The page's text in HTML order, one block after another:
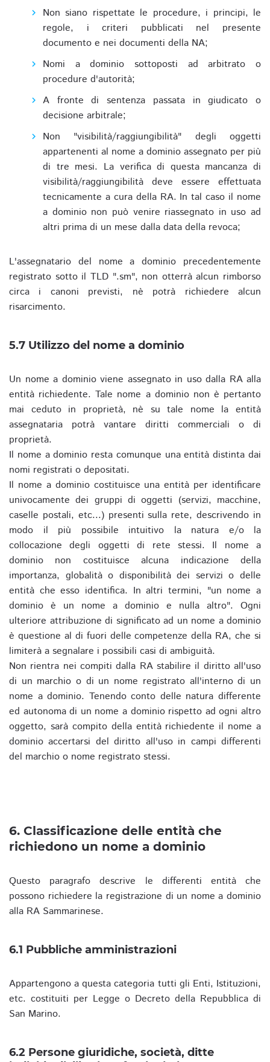
Non siano rispettate le procedure, i principi, le
regole, i criteri pubblicati nel presente
documento e nei documenti della NA;
Nomi a dominio sottoposti ad arbitrato o
procedure d'autorità;
A fronte di sentenza passata in giudicato o
decisione arbitrale;
Non "visibilità/raggiungibilità" degli oggetti
appartenenti al nome a dominio assegnato per più
di tre mesi. La verifica di questa mancanza di
visibilità/raggiungibilità deve essere effettuata
tecnicamente a cura della RA. In tal caso il nome
a dominio non può venire riassegnato in uso ad
altri prima di un mese dalla data della revoca;
L'assegnatario del nome a dominio precedentemente
registrato sotto il TLD ".sm", non otterrà alcun rimborso
circa i canoni previsti, nè potrà richiedere alcun
risarcimento.
5.7 Utilizzo del nome a dominio
Un nome a dominio viene assegnato in uso dalla RA alla
entità richiedente. Tale nome a dominio non è pertanto
mai ceduto in proprietà, nè su tale nome la entità
assegnataria potrà vantare diritti commerciali o di
proprietà.
Il nome a dominio resta comunque una entità distinta dai
nomi registrati o depositati.
Il nome a dominio costituisce una entità per identificare
univocamente dei gruppi di oggetti (servizi, macchine,
caselle postali, etc...) presenti sulla rete, descrivendo in
modo il più possibile intuitivo la natura e/o la
collocazione degli oggetti di rete stessi. Il nome a
dominio non costituisce alcuna indicazione della
importanza, globalità o disponibilità dei servizi o delle
entità che esso identifica. In altri termini, "un nome a
dominio è un nome a dominio e nulla altro". Ogni
ulteriore attribuzione di significato ad un nome a dominio
è questione al di fuori delle competenze della RA, che si
limiterà a segnalare i possibili casi di ambiguità.
Non rientra nei compiti dalla RA stabilire il diritto all'uso
di un marchio o di un nome registrato all'interno di un
nome a dominio. Tenendo conto delle natura differente
ed autonoma di un nome a dominio rispetto ad ogni altro
oggetto, sarà compito della entità richiedente il nome a
dominio accertarsi del diritto all'uso in campi differenti
del marchio o nome registrato stessi.
6. Classificazione delle entità che
richiedono un nome a dominio
Questo paragrafo descrive le differenti entità che
possono richiedere la registrazione di un nome a dominio
alla RA Sammarinese.
6.1 Pubbliche amministrazioni
Appartengono a questa categoria tutti gli Enti, Istituzioni,
etc. costituiti per Legge o Decreto della Repubblica di
San Marino.
6.2 Persone giuridiche, società, ditte